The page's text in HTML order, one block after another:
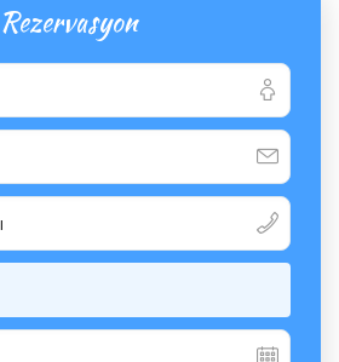
Rezervasyon